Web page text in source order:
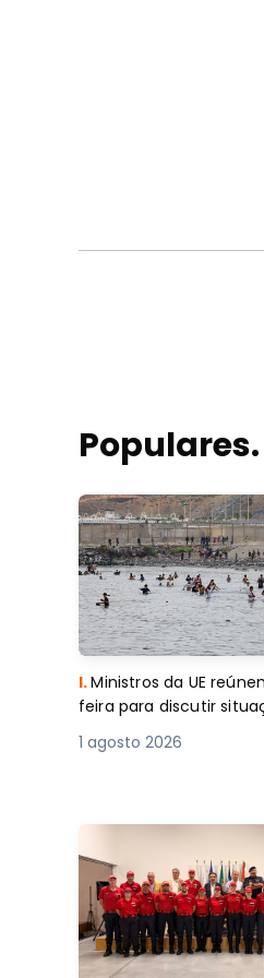
Populares.
I.Ministros da UE
feira para discutir
1 agosto 2026